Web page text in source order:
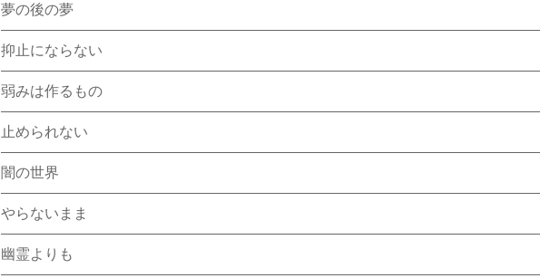
夢の後の夢
抑止にならない
弱みは作るもの
止められない
闇の世界
やらないまま
幽霊よりも